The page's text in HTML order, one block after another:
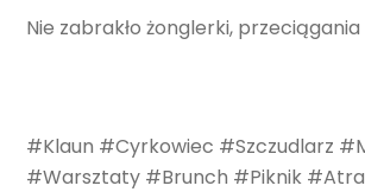
Nie zabrakło żonglerki,
#Klaun #Cyrkowiec #Szczudlarz
#Warsztaty #Brunch #Piknik